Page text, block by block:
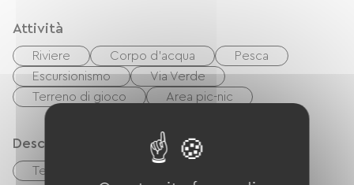
Attività
Riviere Corpo d'acqua
Pesca
Escursionismo
Via Verde
Terreno di gioco
Area pic-nic
Descrizione
Terrazzo